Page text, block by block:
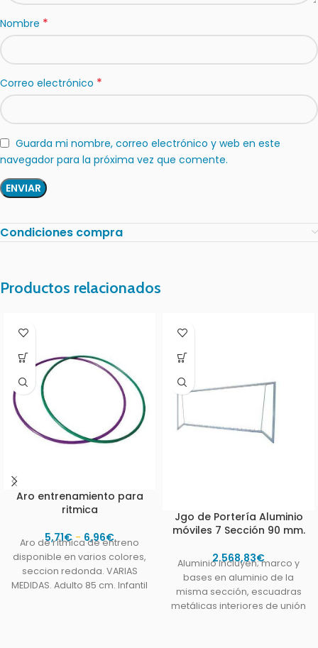
Nombre *
Correo electrónico *
Guarda mi nombre, correo electrónico y web en este
navegador para la próxima vez que comente.
Condiciones compra
Productos relacionados
Aro entrenamiento para
ritmica
5,71€ - 6,96€
Aro de rítmica de entreno
disponible en varios colores,
seccion redonda. VARIAS
MEDIDAS. Adulto 85 cm. Infantil
Jgo de Porterí­a Aluminio
móviles 7 Sección 90 mm.
2.568,83€
Aluminio incluyen; marco y
bases en aluminio de la
misma sección, escuadras
metálicas interiores de unión